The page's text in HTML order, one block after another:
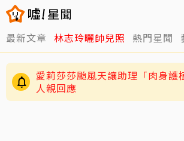
最新文章 林志玲曬帥兒照 熱門星聞
愛莉莎莎颱風天讓助理「肉身
人親回應